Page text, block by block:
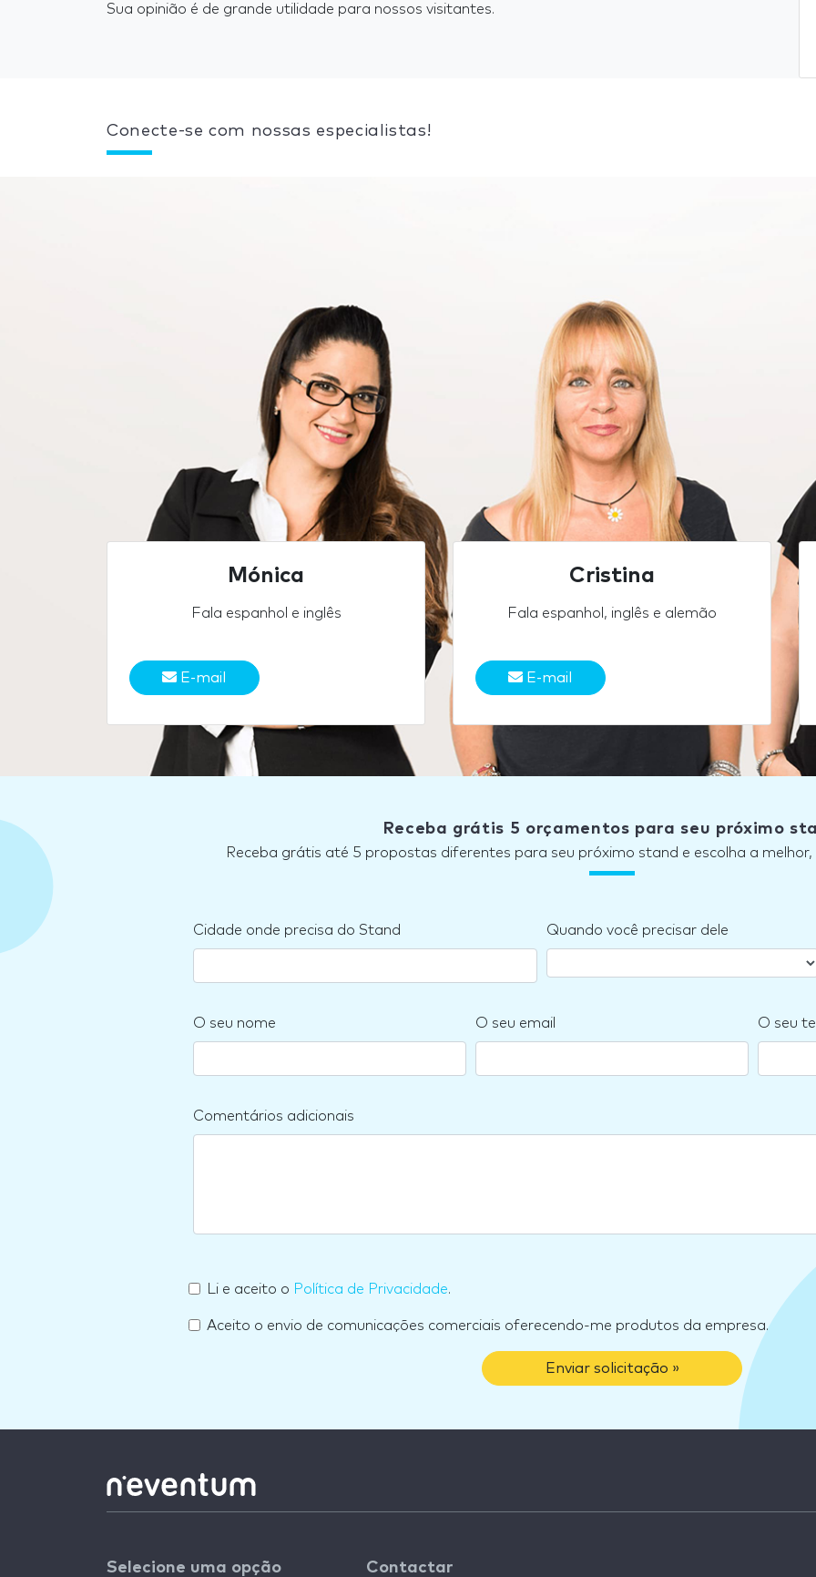
Sua opinião é de grande utilidade para nossos visitantes.
Conecte-se com nossas especialistas!
Mónica
Fala espanhol e inglês
E-mail
Cristina
Fala espanhol, inglês e alemão
E-mail
Receba grátis 5 orçamentos para seu próximo
Receba grátis até 5 propostas diferentes para seu próximo stand e escolha a
Cidade onde precisa do Stand Quando você precisar dele
O seu nome O seu email O seu
Comentários adicionais
Li e aceito o Política de Privacidade.
Aceito o envio de comunicações comerciais oferecendo-me produtos da empresa.
Enviar solicitação »
Selecione uma opção Contactar